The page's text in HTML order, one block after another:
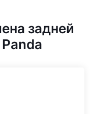
задней